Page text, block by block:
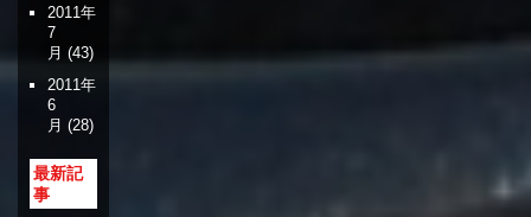
2011年
7
月 (43)
2011年
6
月 (28)
最新記
事